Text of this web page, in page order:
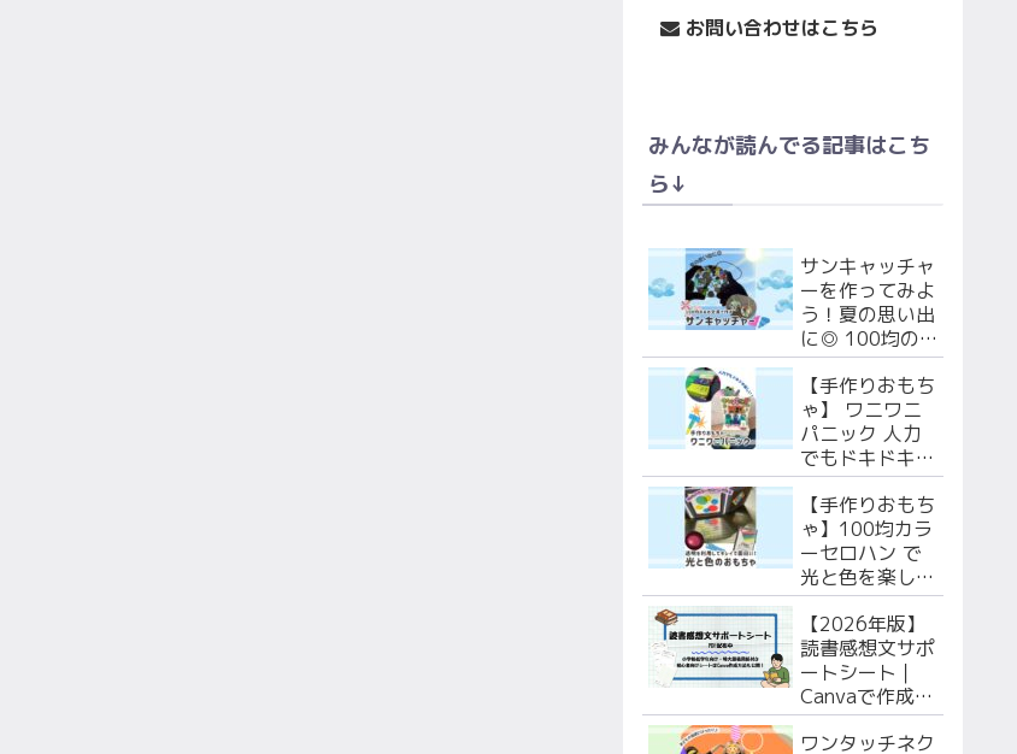
お問い合わせはこちら
みんなが読んでる記事はこち
ら↓
サンキャッチャ
ーを作ってみよ
う！夏の思い出
に◎ 100均の
あの文具で作る
よ！
【手作りおもち
ゃ】 ワニワニ
パニック 人力
でもドキドキ楽
しい！段ボール
で作ろう！
【手作りおもち
ゃ】100均カラ
ーセロハン で
光と色を楽しも
う！ 赤ちゃん
（枠のPDF付
き）・幼児向け
２選
【2026年版】
読書感想文サポ
ートシート｜
Canvaで作成！
シート&特大マ
ス原稿用紙PDF
ワンタッチネク